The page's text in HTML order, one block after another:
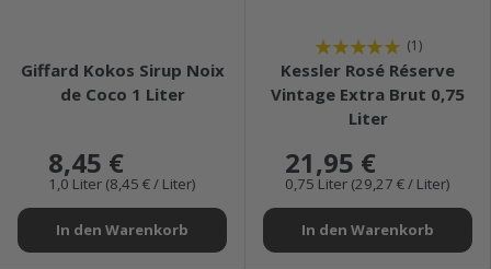
Giffard Kokos Sirup Noix
de Coco 1 Liter
8,45 €
1,0 Liter (8,45 € / Liter)
In den Warenkorb
★★★★★ (1)
Kessler Rosé Réserve
Vintage Extra Brut 0,75
Liter
21,95 €
0,75 Liter (29,27 € / Liter)
In den Warenkorb